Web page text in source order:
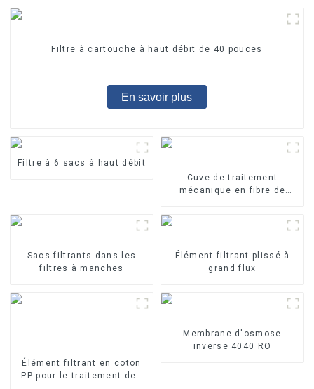
Filtre à cartouche à haut débit de 40 pouces
En savoir plus
Filtre à 6 sacs à haut débit
Cuve de traitement
mécanique en fibre de
Sacs filtrants dans les
filtres à manches
Élément filtrant plissé à
grand flux
Élément filtrant en coton
PP pour le traitement des
Membrane d'osmose
inverse 4040 RO